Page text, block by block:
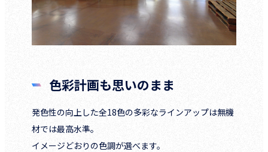
色彩計画も思いのまま
発色性の向上した全18色の多彩なラインアップは無機
材では最高水準。
イメージどおりの色調が選べます。